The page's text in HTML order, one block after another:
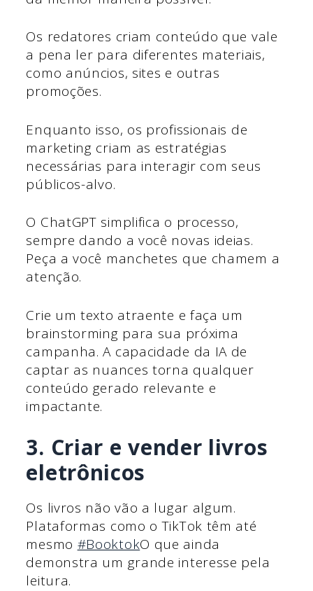
Os redatores criam conteúdo que vale
a pena ler para diferentes materiais,
como anúncios, sites e outras
promoções.
Enquanto isso, os profissionais de
marketing criam as estratégias
necessárias para interagir com seus
públicos-alvo.
O ChatGPT simplifica o processo,
sempre dando a você novas ideias.
Peça a você manchetes que chamem a
atenção.
Crie um texto atraente e faça um
brainstorming para sua próxima
campanha. A capacidade da IA de
captar as nuances torna qualquer
conteúdo gerado relevante e
impactante.
3. Criar e vender livros
eletrônicos
Os livros não vão a lugar algum.
Plataformas como o TikTok têm até
mesmo #BooktokO que ainda
demonstra um grande interesse pela
leitura.